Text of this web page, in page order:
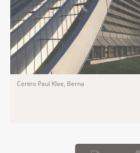
Centro Paul Klee, Berna